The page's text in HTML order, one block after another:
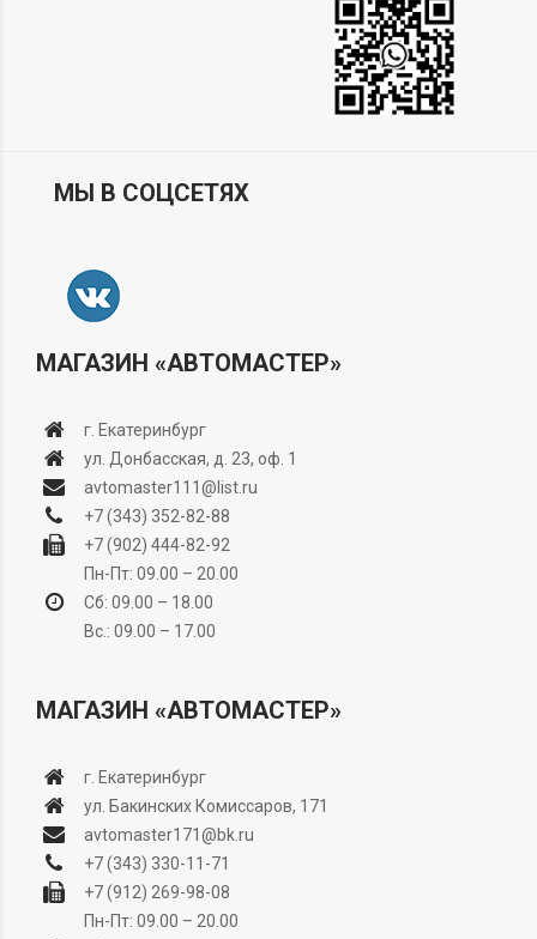
МЫ В СОЦСЕТЯХ
МАГАЗИН «АВТОМАСТЕР»
г. Екатеринбург
ул. Донбасская, д. 23, оф. 1
avtomaster111@list.ru
+7 (343) 352-82-88
+7 (902) 444-82-92
Пн-Пт: 09.00 – 20.00
Сб: 09.00 – 18.00
Вс.: 09.00 – 17.00
МАГАЗИН «АВТОМАСТЕР»
г. Екатеринбург
ул. Бакинских Комиссаров, 171
avtomaster171@bk.ru
+7 (343) 330-11-71
+7 (912) 269-98-08
Пн-Пт: 09.00 – 20.00